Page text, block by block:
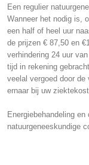
Een regulier
Wanneer het nodig is,
een half of heel uur
de prijzen € 87,50 en
verhindering 24 uur
tijd in rekening
veelal vergoed door
ernaar bij uw
Energiebehandeling
natuurgeneeskundige